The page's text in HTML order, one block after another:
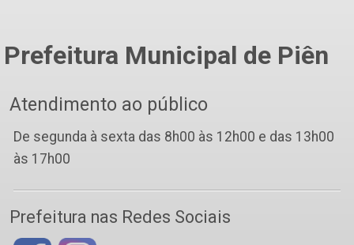
Prefeitura Municipal de Piên
Atendimento ao público
De segunda à sexta das 8h00 às 12h00 e das 13h00
às 17h00
Prefeitura nas Redes Sociais